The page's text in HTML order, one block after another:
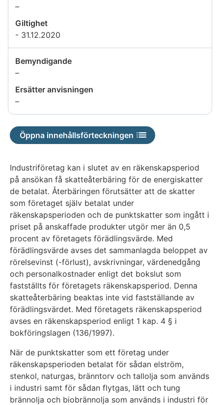
–Uppgiften
inte
tillgänglig
Giltighet
- 31.12.2020
Bemyndigande
–Uppgiften
inte
Ersätter anvisningen
–Uppgiften
är
inte
tillgänglig
Öppna innehållsförteckningen
Industriföretag kan i slutet av en räkenskapsperiod
på ansökan få skatteåterbäring för de energiskatter
de betalat. Återbäringen förutsätter att de skatter
som företaget själv betalat under
räkenskapsperioden och de punktskatter som ingått i
priset på anskaffade produkter utgör mer än 0,5
procent av företagets förädlingsvärde. Med
förädlingsvärde avses det sammanlagda beloppet av
rörelsevinst (-förlust), avskrivningar, värdenedgång
och personalkostnader enligt det bokslut som
fastställts för företagets räkenskapsperiod. Denna
skatteåterbäring beaktas inte vid fastställande av
förädlingsvärdet. Med företagets räkenskapsperiod
avses en räkenskapsperiod enligt 1 kap. 4 § i
bokföringslagen (136/1997).
När de punktskatter som ett företag under
räkenskapsperioden betalat för sådan elström,
stenkol, naturgas, bränntorv och tallolja som används
i industri samt för sådan flytgas, lätt och tung
brännolja och biobrännolja som används i industri för